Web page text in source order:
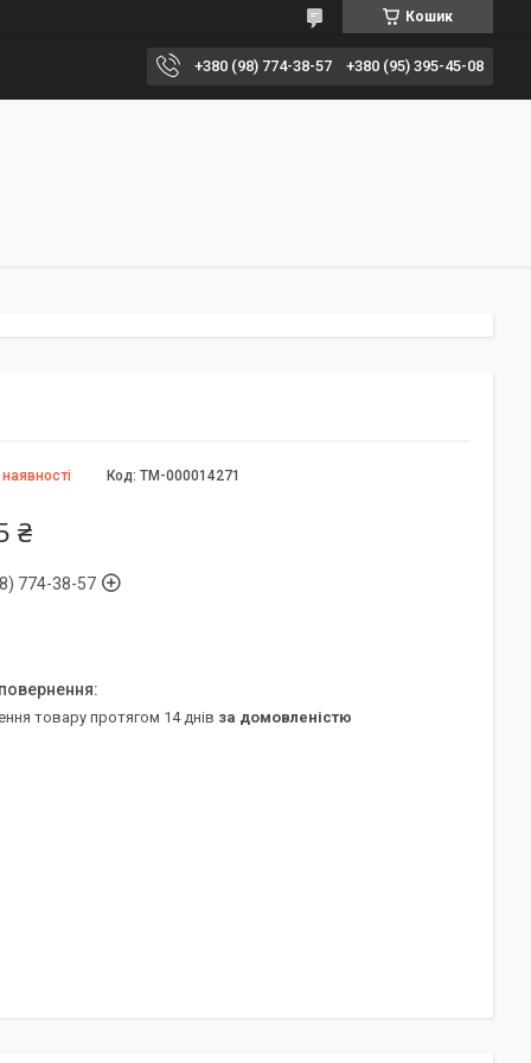
Кошик
+380 (98) 774-38-57 +380 (95) 395-45-08
Код: TM-000014271
₴
774-38-57
товару протягом 14 днів за домовленістю